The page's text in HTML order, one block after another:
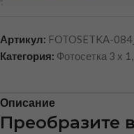
Артикул: FOTOSETKA-
Категория: Фотосетка 3 х
Описание
Преобразите